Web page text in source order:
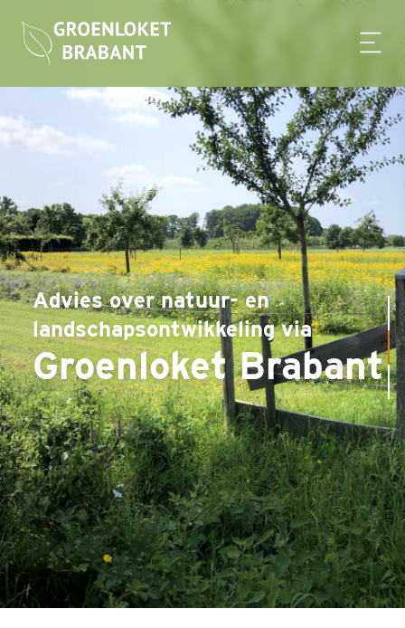
Advies over natuur- en
landschapsontwikkeling via
Groenloket Brabant